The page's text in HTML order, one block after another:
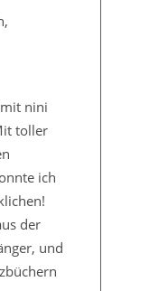
nini
toller
ich
der
und